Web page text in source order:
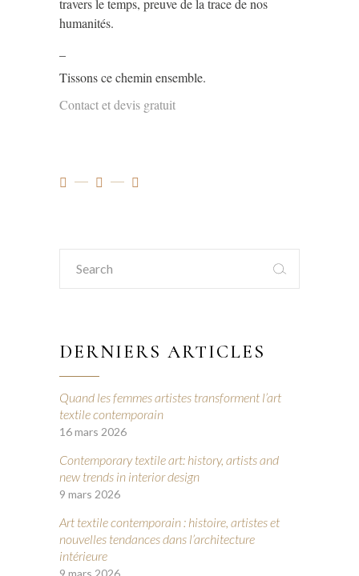
travers le temps, preuve de la trace de nos
humanités.
Tissons ce chemin ensemble.
Contact et devis gratuit
Search
for:
DERNIERS ARTICLES
Quand les femmes artistes transforment l’art
textile contemporain
16 mars 2026
Contemporary textile art: history, artists and
new trends in interior design
9 mars 2026
Art textile contemporain : histoire, artistes et
nouvelles tendances dans l’architecture
intérieure